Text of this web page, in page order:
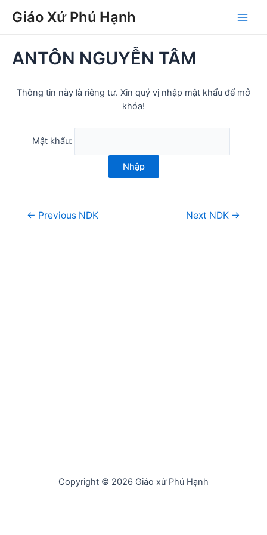
Giáo Xứ Phú Hạnh
Main
ANTÔN NGUYỄN TÂM
Thông tin này là riêng tư. Xin quý vị nhập mật khẩu để mở
khóa!
Mật khẩu:
Nhập
navigation
← Previous NDK Next NDK →
Copyright © 2026 Giáo xứ Phú Hạnh